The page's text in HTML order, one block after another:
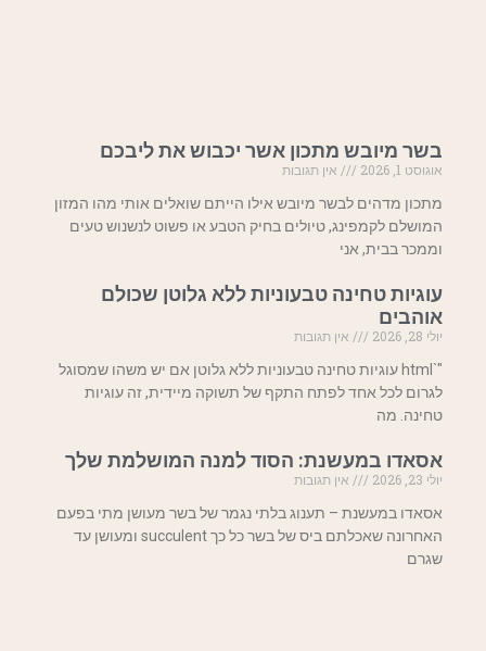
בשר מיובש מתכון אשר יכבוש את ליבכם
אוגוסט 1, 2026
אין תגובות
מתכון מדהים לבשר מיובש אילו הייתם שואלים אותי מהו המזון
המושלם לקמפינג, טיולים בחיק הטבע או פשוט לנשנוש טעים
וממכר בבית, אני
עוגיות טחינה טבעוניות ללא גלוטן שכולם
אוהבים
יולי 28, 2026
אין תגובות
"`html עוגיות טחינה טבעוניות ללא גלוטן אם יש משהו שמסוגל
לגרום לכל אחד לפתח התקף של תשוקה מיידית, זה עוגיות
טחינה. מה
אסאדו במעשנת: הסוד למנה המושלמת שלך
יולי 23, 2026
אין תגובות
אסאדו במעשנת – תענוג בלתי נגמר של בשר מעושן מתי בפעם
האחרונה שאכלתם ביס של בשר כל כך succulent ומעושן עד
שגרם